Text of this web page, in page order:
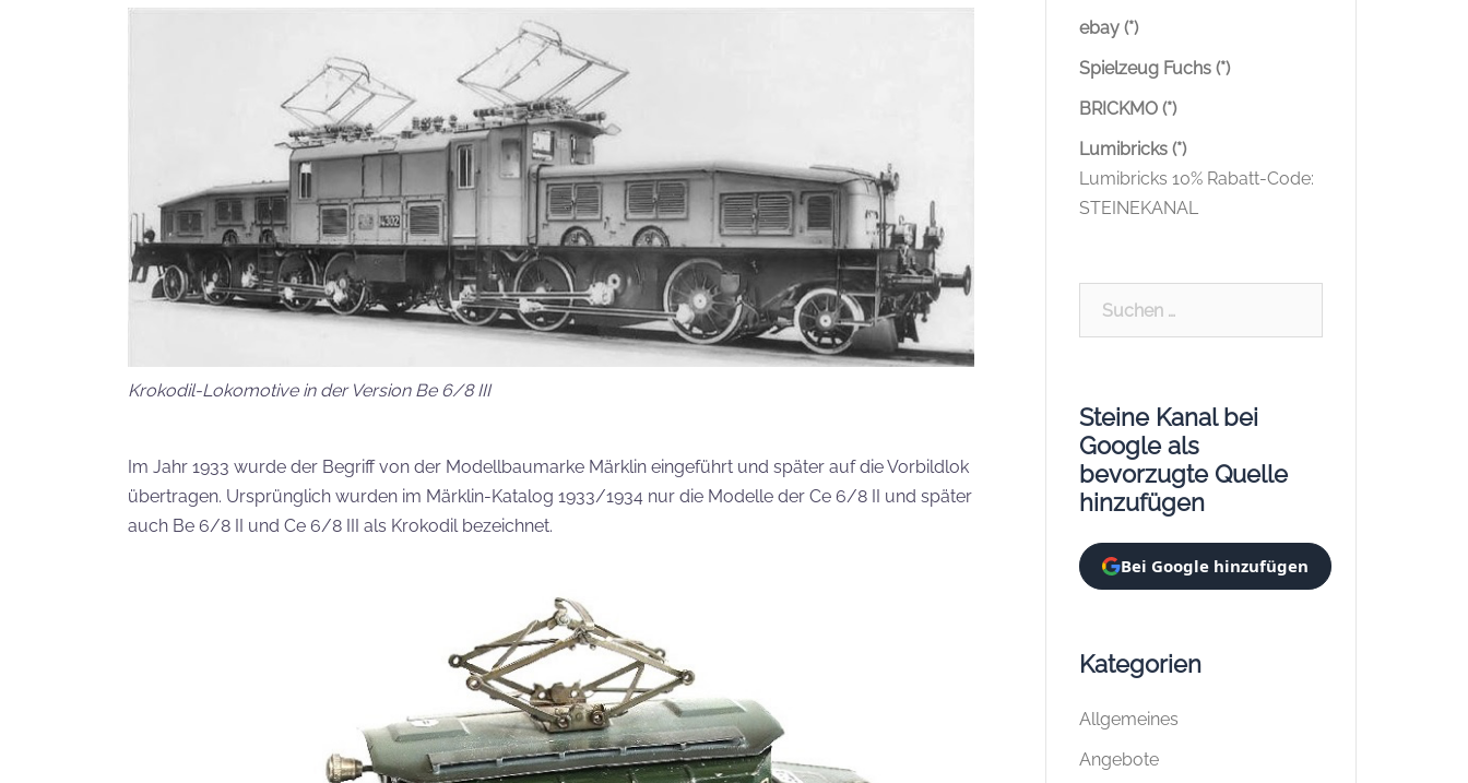
Krokodil-Lokomotive in der Version Be 6/8 III
Im Jahr 1933 wurde der Begriff von der Modellbaumarke Märklin eingeführt und später auf die Vorbildlok
übertragen. Ursprünglich wurden im Märklin-Katalog 1933/1934 nur die Modelle der Ce 6/8 II und später
auch Be 6/8 II und Ce 6/8 III als Krokodil bezeichnet.
ebay (*)
Spielzeug Fuchs (*)
BRICKMO (*)
Lumibricks (*)
Lumibricks 10% Rabatt-Code:
STEINEKANAL
Steine Kanal bei
Google als
bevorzugte Quelle
hinzufügen
Bei Google hinzufügen
Kategorien
Allgemeines
Angebote